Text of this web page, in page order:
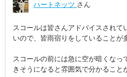
ハートネッツ さん
スコールは皆さんアドバイスされて
いので、皆雨宿りをしていることが
スコールの前には急に空が暗くなっ
きそうになると雰囲気で分かること